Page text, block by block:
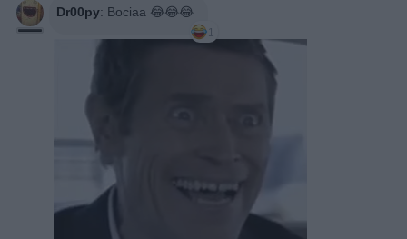
Dr00py: Bociaa 😂😂😂
1